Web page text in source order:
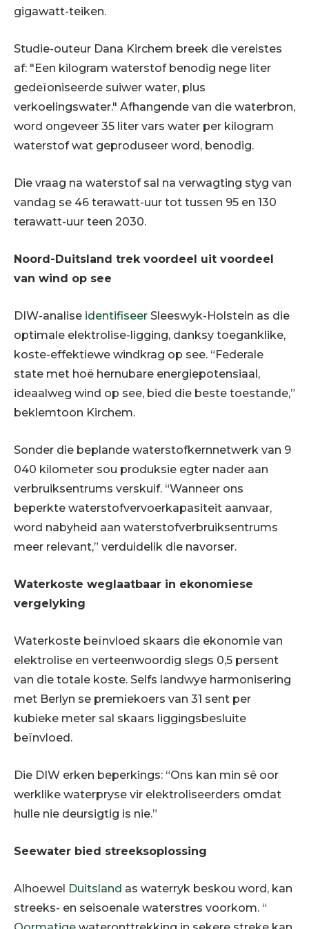
gigawatt-teiken.
Studie-outeur Dana Kirchem breek die vereistes
af: "Een kilogram waterstof benodig nege liter
gedeïoniseerde suiwer water, plus
verkoelingswater." Afhangende van die waterbron,
word ongeveer 35 liter vars water per kilogram
waterstof wat geproduseer word, benodig.
Die vraag na waterstof sal na verwagting styg van
vandag se 46 terawatt-uur tot tussen 95 en 130
terawatt-uur teen 2030.
Noord-Duitsland trek voordeel uit voordeel
van wind op see
DIW-analise identifiseer Sleeswyk-Holstein as die
optimale elektrolise-ligging, danksy toeganklike,
koste-effektiewe windkrag op see. “Federale
state met hoë hernubare energiepotensiaal,
ideaalweg wind op see, bied die beste toestande,”
beklemtoon Kirchem.
Sonder die beplande waterstofkernnetwerk van 9
040 kilometer sou produksie egter nader aan
verbruiksentrums verskuif. “Wanneer ons
beperkte waterstofvervoerkapasiteit aanvaar,
word nabyheid aan waterstofverbruiksentrums
meer relevant,” verduidelik die navorser.
Waterkoste weglaatbaar in ekonomiese
vergelyking
Waterkoste beïnvloed skaars die ekonomie van
elektrolise en verteenwoordig slegs 0,5 persent
van die totale koste. Selfs landwye harmonisering
met Berlyn se premiekoers van 31 sent per
kubieke meter sal skaars liggingsbesluite
beïnvloed.
Die DIW erken beperkings: “Ons kan min sê oor
werklike waterpryse vir elektroliseerders omdat
hulle nie deursigtig is nie.”
Seewater bied streeksoplossing
Alhoewel Duitsland as waterryk beskou word, kan
streeks- en seisoenale waterstres voorkom. “